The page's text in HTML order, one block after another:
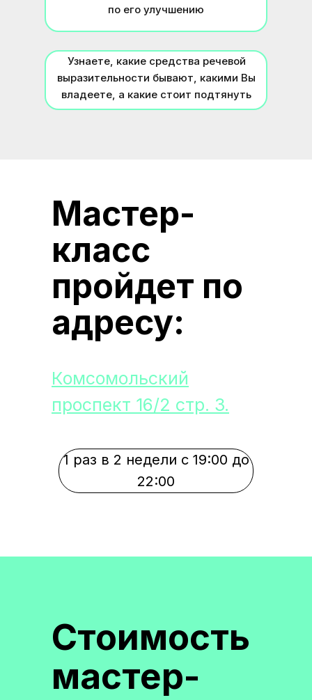
по его улучшению
Узнаете, какие средства речевой
выразительности бывают, какими Вы
владеете, а какие стоит подтянуть
Мастер-
класс
пройдет по
адресу:
Комсомольский
проспект 16/2 стр. 3.
1 раз в 2 недели с 19:00 до
22:00
Стоимость
мастер-